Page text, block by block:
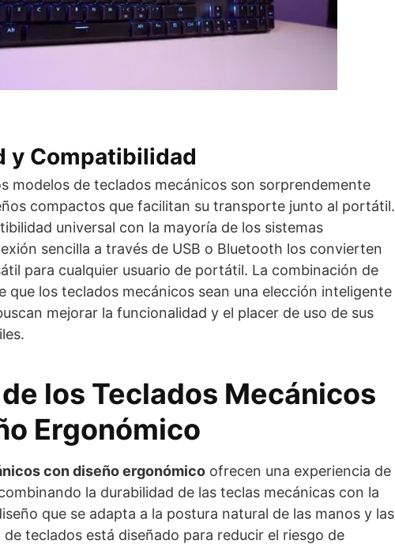
y Compatibilidad
modelos de teclados mecánicos son sorprendemente
compactos que facilitan su transporte junto al portátil.
universal con la mayoría de los sistemas
sencilla a través de USB o Bluetooth los convierten
para cualquier usuario de portátil. La combinación de
que los teclados mecánicos sean una elección inteligente
mejorar la funcionalidad y el placer de uso de sus
los Teclados Mecánicos
Ergonómico
con diseño ergonómico ofrecen una experiencia de
la durabilidad de las teclas mecánicas con la
que se adapta a la postura natural de las manos y las
teclados está diseñado para reducir el riesgo de